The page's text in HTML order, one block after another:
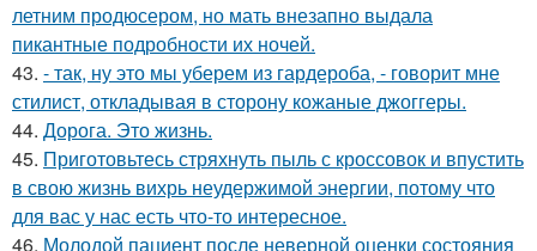
летним продюсером, но мать внезапно выдала
пикантные подробности их ночей.
43. - так, ну это мы уберем из гардероба, - говорит мне
стилист, откладывая в сторону кожаные джоггеры.
44. Дорога. Это жизнь.
45. Приготовьтесь стряхнуть пыль с кроссовок и впустить
в свою жизнь вихрь неудержимой энергии, потому что
для вас у нас есть что-то интересное.
46. Молодой пациент после неверной оценки состояния